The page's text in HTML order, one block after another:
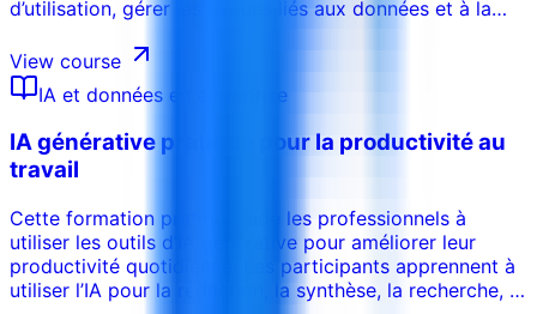
d’utilisation, gérer les risques liés aux données et à la
clarifier les responsabilités et créer des circuits
d’approbation.
View course
IA et données en entreprise
IA générative pratique pour la productivité au
travail
Cette formation pratique aide les professionnels à
utiliser les outils d’IA générative pour améliorer leur
productivité quotidienne. Les participants apprennent à
utiliser l’IA pour la rédaction, la synthèse, la recherche, la